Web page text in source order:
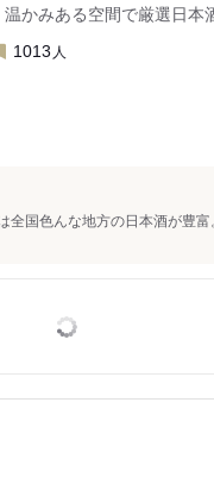
かみある空間で厳選日本
1013 人
全国色んな地方の日本酒が豊